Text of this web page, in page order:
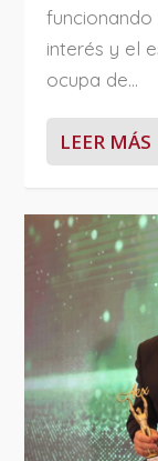
interés y el
ocupa de...
LEER MÁS